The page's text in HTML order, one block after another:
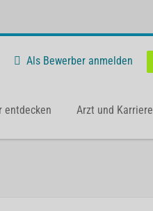
Als Bewerber anmelden
entdecken Arzt und Karriere